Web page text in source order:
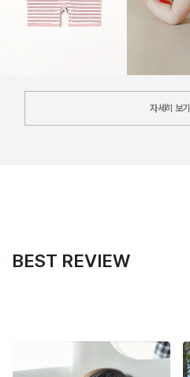
자세히 보기
BEST REVIEW